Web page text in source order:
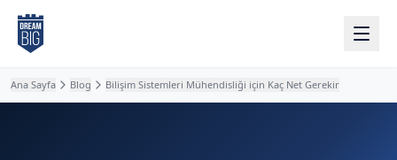
Ana içeriğe atla
Ana Sayfa Blog Bilişim Sistemleri Mühendisliği için Kaç Net Gerekir